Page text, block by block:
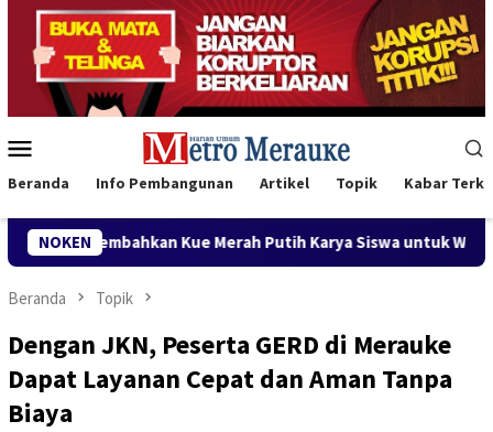
Loncat
konten
Mobile
Beranda Info Pembangunan Artikel Topik Kabar
NOKEN
Merah Putih Karya Siswa untuk Wabup Fauzun Nihayah
Beranda Topik
Dengan JKN, Peserta GERD di Merauke
Dapat Layanan Cepat dan Aman Tanpa
Biaya